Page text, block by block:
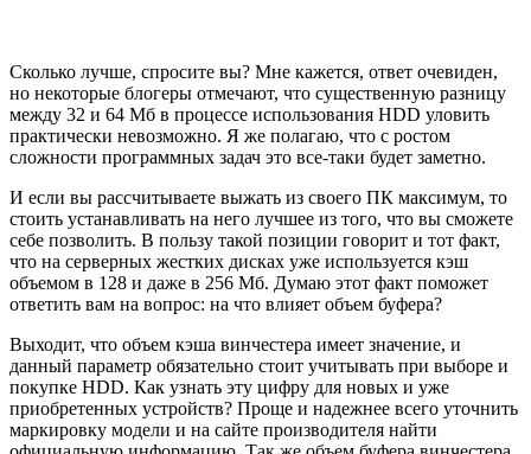
Сколько лучше, спросите вы? Мне кажется, ответ очевиден,
но некоторые блогеры отмечают, что существенную разницу
между 32 и 64 Мб в процессе использования HDD уловить
практически невозможно. Я же полагаю, что с ростом
сложности программных задач это все-таки будет заметно.
И если вы рассчитываете выжать из своего ПК максимум, то
стоить устанавливать на него лучшее из того, что вы сможете
себе позволить. В пользу такой позиции говорит и тот факт,
что на серверных жестких дисках уже используется кэш
объемом в 128 и даже в 256 Мб. Думаю этот факт поможет
ответить вам на вопрос: на что влияет объем буфера?
Выходит, что объем кэша винчестера имеет значение, и
данный параметр обязательно стоит учитывать при выборе и
покупке HDD. Как узнать эту цифру для новых и уже
приобретенных устройств? Проще и надежнее всего уточнить
маркировку модели и на сайте производителя найти